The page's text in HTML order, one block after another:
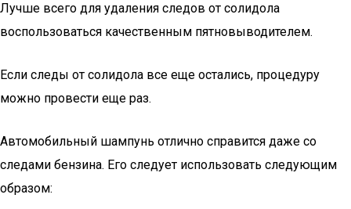
Лучше всего для удаления следов от солидола
воспользоваться качественным пятновыводителем.
Если следы от солидола все еще остались, процедуру
можно провести еще раз.
Автомобильный шампунь отлично справится даже со
следами бензина. Его следует использовать следующим
образом: